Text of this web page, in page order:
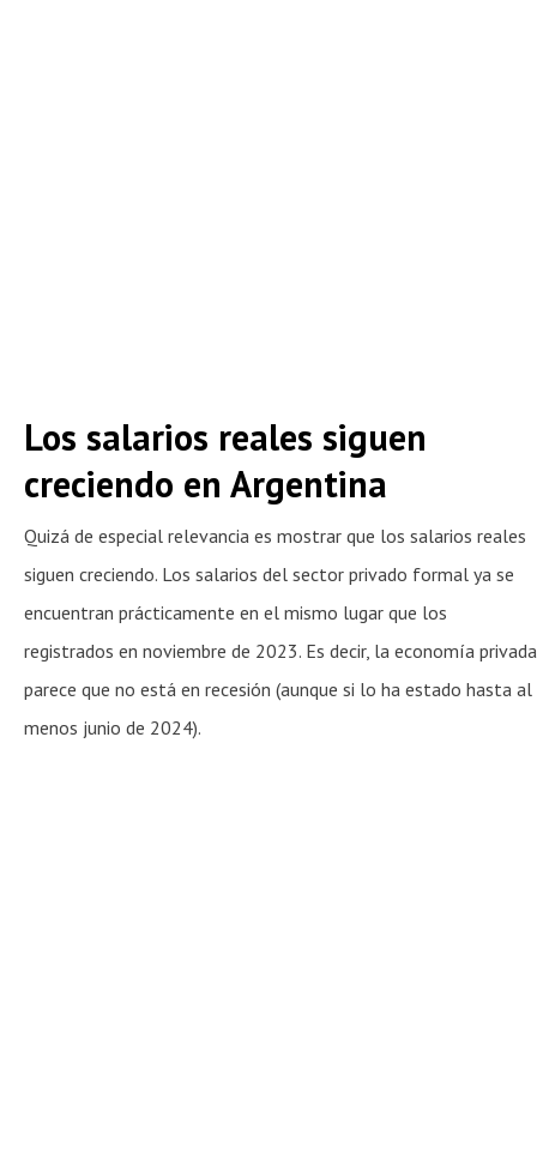
Los salarios reales siguen
creciendo en Argentina
Quizá de especial relevancia es mostrar que los salarios reales
siguen creciendo. Los salarios del sector privado formal ya se
encuentran prácticamente en el mismo lugar que los
registrados en noviembre de 2023. Es decir, la economía privada
parece que no está en recesión (aunque si lo ha estado hasta al
menos junio de 2024).